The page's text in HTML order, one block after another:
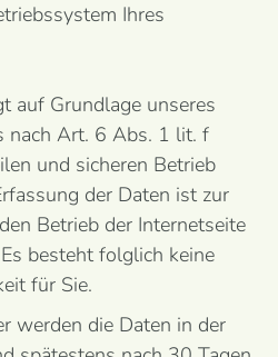
Ihres
auf Grundlage unseres
nach Art. 6 Abs. 1 lit. f
und sicheren Betrieb
der Daten ist zur
Betrieb der Internetseite
besteht folglich keine
für Sie.
werden die Daten in der